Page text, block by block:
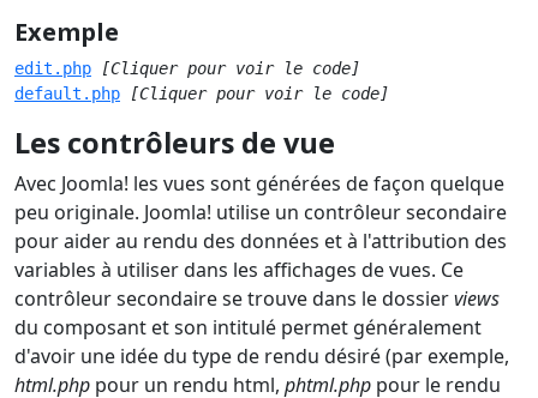
Exemple
edit.php
[Cliquer pour voir le code]
default.php
[Cliquer pour voir le code]
Les contrôleurs de vue
Avec Joomla! les vues sont générées de façon quelque
peu originale. Joomla! utilise un contrôleur secondaire
pour aider au rendu des données et à l'attribution des
variables à utiliser dans les affichages de vues. Ce
contrôleur secondaire se trouve dans le dossierviews
du composant et son intitulé permet généralement
d'avoir une idée du type de rendu désiré (par exemple,
html.php pour un rendu html, phtml.php pour le rendu